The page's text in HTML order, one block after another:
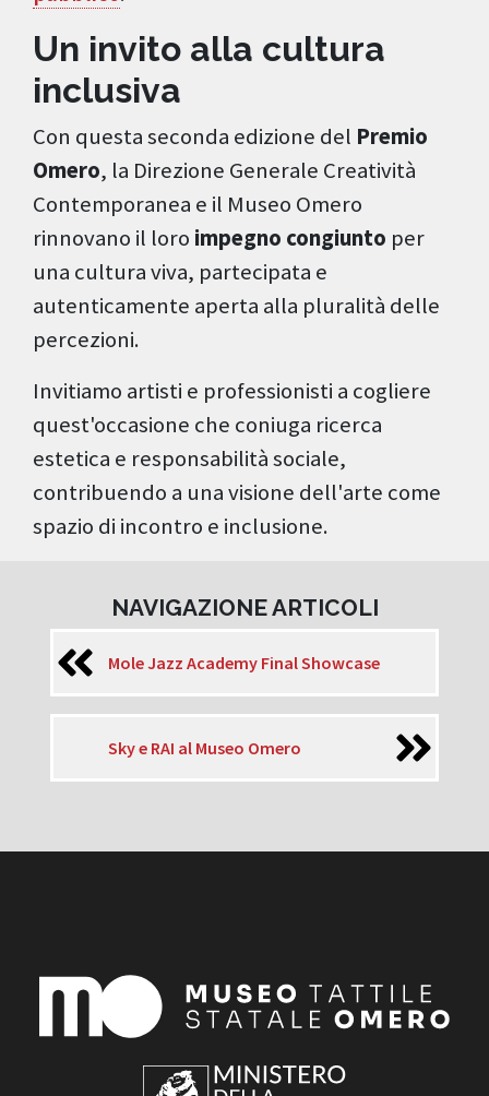
Un invito alla cultura
inclusiva
Con questa seconda edizione del Premio
Omero, la Direzione Generale Creatività
Contemporanea e il Museo Omero
rinnovano il loro impegno congiunto per
una cultura viva, partecipata e
autenticamente aperta alla pluralità delle
percezioni.
Invitiamo artisti e professionisti a cogliere
quest'occasione che coniuga ricerca
estetica e responsabilità sociale,
contribuendo a una visione dell'arte come
spazio di incontro e inclusione.
NAVIGAZIONE ARTICOLI
Mole Jazz Academy Final Showcase
Sky e RAI al Museo Omero